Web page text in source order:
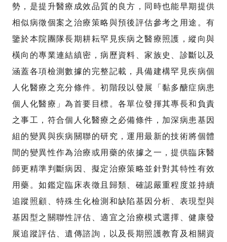
勢，是提升醫療成效品質的良方，同時也能早期提供
相似病徵個案之治療策略與預後評估參考之用途。有
鑒於本院團隊長期耕耘罕見疾病之醫療照護，縱向與
橫向的專業連結縝密，病歷資料、家族史、診斷以及
涵蓋各項檢測數據的完整記載，具備建構罕見疾病個
人化醫療之充分條件。初階段以發展「黏多醣症病患
個人化醫療」為首要目標。各單位發揮其專長和負責
之事工，符合個人化醫療之必備條件，加深病患基因
組的變異與疾病關聯的研究，運用最新的技術將個體
間的變異性作為治療或用藥的依據之一，提供臨床醫
師更精準判斷病因、擬定治療策略並針對其特性有效
用藥。如鑑定臨床表徵且歸類、確認嚴重程度並持續
追蹤照顧、特殊生化檢測和缺陷基因分析、表現型與
基因型之關聯性評估、適宜之治療模式選擇、健康發
展追蹤評估、遺傳諮詢，以及長期照護教育及相關資